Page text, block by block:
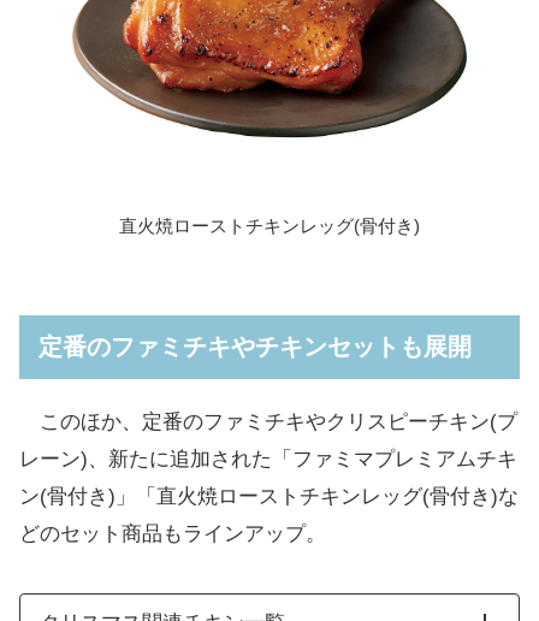
直火焼ローストチキンレッグ(骨付き)
定番のファミチキやチキンセットも展開
このほか、定番のファミチキやクリスピーチキン(プ
レーン)、新たに追加された「ファミマプレミアムチキ
ン(骨付き)」「直火焼ローストチキンレッグ(骨付き)な
どのセット商品もラインアップ。